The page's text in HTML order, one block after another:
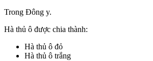
Trong Đông y.
Hà thủ ô được chia thành:
Hà thủ ô đỏ
Hà thủ ô trắng